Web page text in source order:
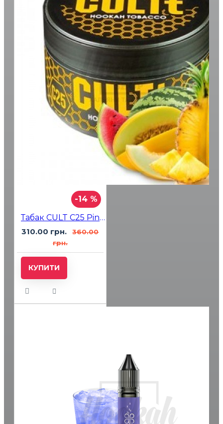
-14 %
Табак CULT C25 Pineapple Watermelon Melon (ананас арбуз дыня) 100 гр
310.00 грн.
360.00
грн.
КУПИТИ